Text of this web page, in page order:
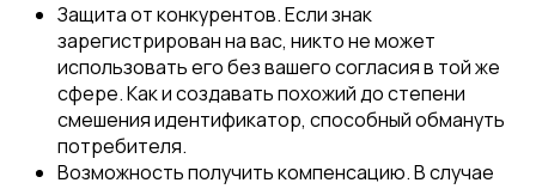
Защита от конкурентов. Если знак
зарегистрирован на вас, никто не может
использовать его без вашего согласия в той же
сфере. Как и создавать похожий до степени
смешения идентификатор, способный обмануть
потребителя.
Возможность получить компенсацию. В случае